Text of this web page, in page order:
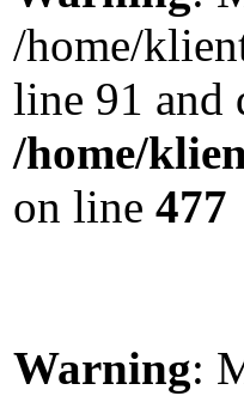
/home/
line 91 and
/home/
on line 477
Warning: